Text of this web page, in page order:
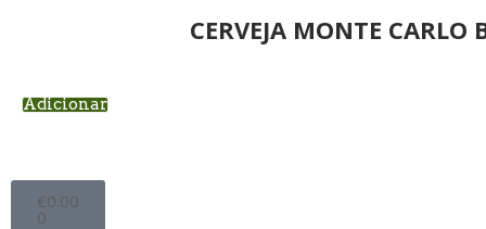
CERVEJA MONTE CARLO
Adicionar
€0.00
0